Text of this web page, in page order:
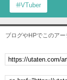
VTuber
ブログやHPでこのア